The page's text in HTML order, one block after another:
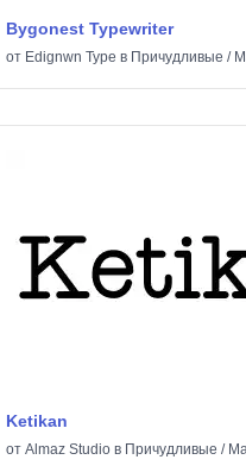
Bygonest Typewriter
от Edignwn Type в Причудливые /
Ketikan
от Almaz Studio в Причудливые /